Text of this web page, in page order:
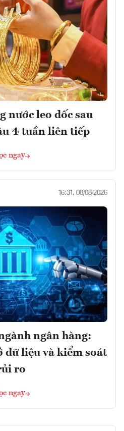
nước leo dốc sau
4 tuần liên tiếp
ngay
16:31, 08/08/2026
ngân hàng:
dữ liệu và kiểm soát
ro
ngay